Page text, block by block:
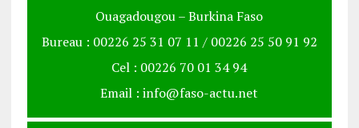
Ouagadougou – Burkina Faso
Bureau : 00226 25 31 07 11 / 00226 25 50 91 92
Cel : 00226 70 01 34 94
Email : info@faso-actu.net